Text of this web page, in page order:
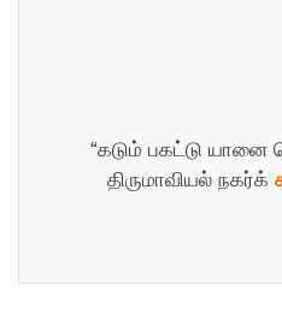
“கடும் பகட்டு
திருமாவியல் நகர்க்